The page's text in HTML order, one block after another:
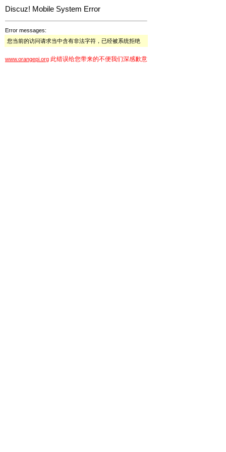
Discuz! Mobile System Error
Error messages:
您当前的访问请求当中含有非法字符，已经被系统拒绝
www.orangepi.org 此错误给您带来的不便我们深感歉意